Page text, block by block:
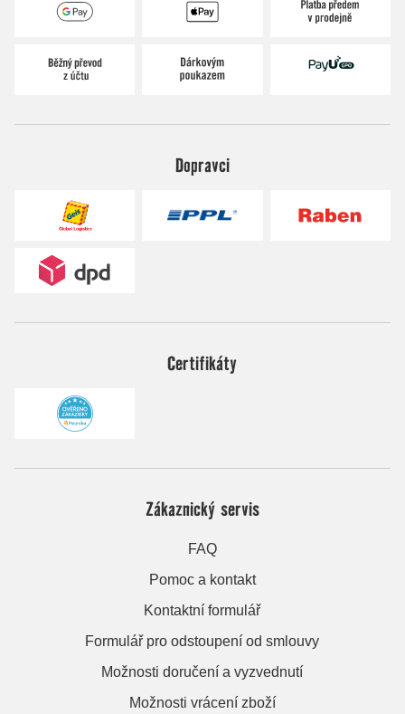
Dopravci
Certifikáty
Zákaznický servis
FAQ
Pomoc a kontakt
Kontaktní formulář
Formulář pro odstoupení od smlouvy
Možnosti doručení a vyzvednutí
Možnosti vrácení zboží